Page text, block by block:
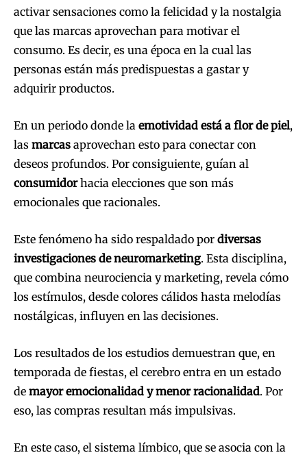
activar sensaciones como la felicidad y la nostalgia
que las marcas aprovechan para motivar el
consumo. Es decir, es una época en la cual las
personas están más predispuestas a gastar y
adquirir productos.
En un periodo donde la emotividad está a flor de piel,
las marcas aprovechan esto para conectar con
deseos profundos. Por consiguiente, guían al
consumidorhacia elecciones que son más
emocionales que racionales.
Este fenómeno ha sido respaldado por diversas
investigaciones de neuromarketing. Esta disciplina,
que combina neurociencia y marketing, revela cómo
los estímulos, desde colores cálidos hasta melodías
nostálgicas, influyen en las decisiones.
Los resultados de los estudios demuestran que, en
temporada de fiestas, el cerebro entra en un estado
de mayor emocionalidad y menor racionalidad. Por
eso, las compras resultan más impulsivas.
En este caso, el sistema límbico, que se asocia con la